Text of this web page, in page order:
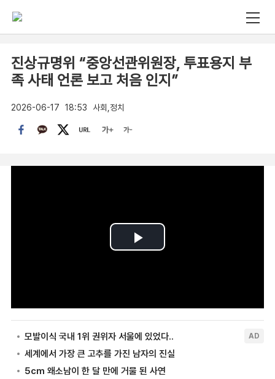
진상규명위 “중앙선관위원장, 투표용지 부
족 사태 언론 보고 처음 인지”
2026-06-17 18:53 사회,정치